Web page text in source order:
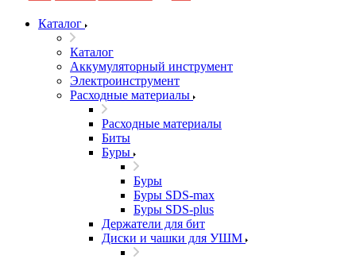
Каталог
Каталог
Аккумуляторный инструмент
Электроинструмент
Расходные материалы
Расходные материалы
Биты
Буры
Буры
Буры SDS-max
Буры SDS-plus
Держатели для бит
Диски и чашки для УШМ